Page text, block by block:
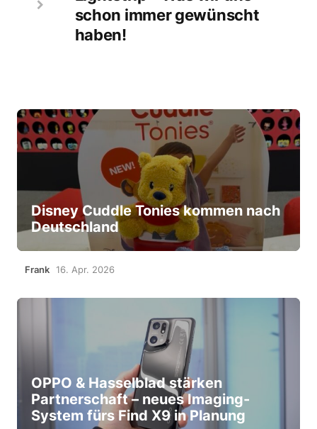
schon immer gewünscht
haben!
Disney Cuddle Tonies kommen nach
Deutschland
Frank 16. Apr. 2026
OPPO & Hasselblad stärken
Partnerschaft – neues Imaging-
System fürs Find X9 in Planung